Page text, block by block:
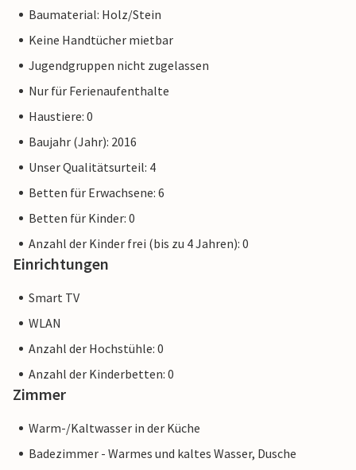
sich nach purem Luxus und Entspannung sehnen, bringt Sie
eine kurze Fahrt zum nahe gelegenen Wellness-Center.
Wenn Sie auf der Suche nach Abenteuern sind, besuchen Sie
Ein wunderbarer Urlaub mit Sonne, Wasser und tollen
Baumaterial: Holz/Stein
Keine Handtücher mietbar
Jugendgruppen nicht zugelassen
Nur für Ferienaufenthalte
Haustiere: 0
Baujahr (Jahr): 2016
Unser Qualitätsurteil: 4
Betten für Erwachsene: 6
Betten für Kinder: 0
Anzahl der Kinder frei (bis zu 4 Jahren): 0
Einrichtungen
Smart TV
WLAN
Anzahl der Hochstühle: 0
Anzahl der Kinderbetten: 0
Zimmer
Warm-/Kaltwasser in der Küche
Badezimmer - Warmes und kaltes Wasser, Dusche